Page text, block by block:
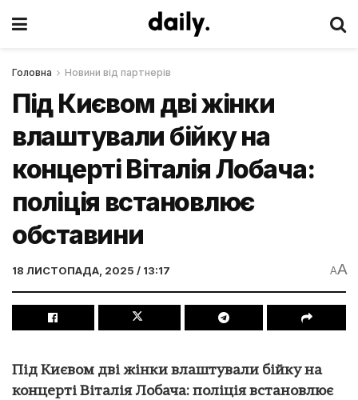
Головна Новини від партнерів
Під Києвом дві жінки
влаштували бійку на
концерті Віталія Лобача:
поліція встановлює
обставини
18 ЛИСТОПАДА, 2025 / 13:17 AA
Під Києвом дві жінки влаштували бійку на
концерті Віталія Лобача: поліція встановлює